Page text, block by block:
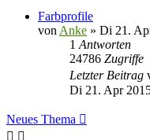
Farbprofile
von Anke » Di 21.
1 Antworten
24786 Zugriffe
Letzter Beitrag
Di 21. Apr
Neues Thema